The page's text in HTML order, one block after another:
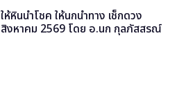
ให้หินนำโชค ให้นกนำทาง เช็กดวง
สิงหาคม 2569 โดย อ.นก กุลภัสสรณ์